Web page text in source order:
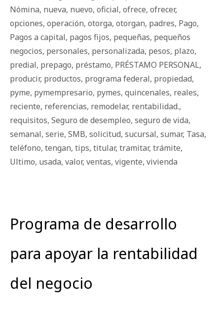
Nómina, nueva, nuevo, oficial, ofrece, ofrecer,
opciones, operación, otorga, otorgan, padres, Pago,
Pagos a capital, pagos fijos, pequeñas, pequeños
negocios, personales, personalizada, pesos, plazo,
predial, prepago, préstamo, PRÉSTAMO PERSONAL,
producir, productos, programa federal, propiedad,
pyme, pymempresario, pymes, quincenales, reales,
reciente, referencias, remodelar, rentabilidad.,
requisitos, Seguro de desempleo, seguro de vida,
semanal, serie, SMB, solicitud, sucursal, sumar, Tasa,
teléfono, tengan, tips, titular, tramitar, trámite,
Ultimo, usada, valor, ventas, vigente, vivienda
Programa de desarrollo
para apoyar la rentabilidad
del negocio